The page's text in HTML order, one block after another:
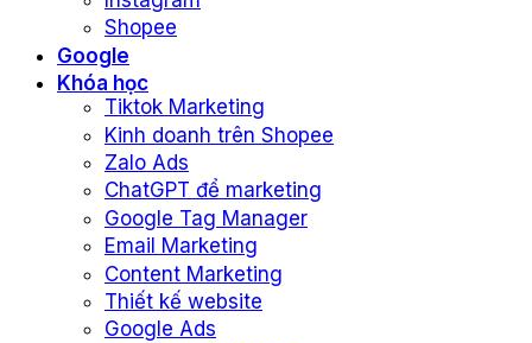
Shopee
Google
Khóa học
Tiktok Marketing
Kinh doanh trên Shopee
Zalo Ads
ChatGPT để marketing
Google Tag Manager
Email Marketing
Content Marketing
Thiết kế website
Google Ads